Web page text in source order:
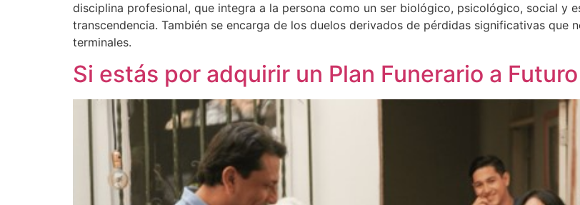
disciplina profesional, que integra a la persona como un ser biológico, psicológico, social y
transcendencia. También se encarga de los duelos derivados de pérdidas significativas que
terminales.
Si estás por adquirir un Plan Funerario a